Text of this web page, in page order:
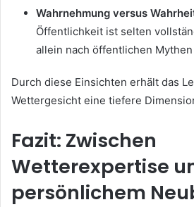
Wahrnehmung versus
Öffentlichkeit ist selten
allein nach öffentlichen
Durch diese Einsichten erhält das
Wettergesicht eine tiefere
Fazit: Zwischen
Wetterexpertise
persönlichem